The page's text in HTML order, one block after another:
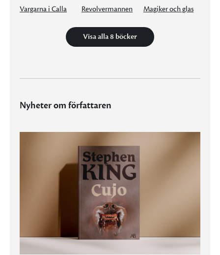
Vargarna i Calla Revolvermannen Magiker och glas
Visa alla 8 böcker
Nyheter om författaren